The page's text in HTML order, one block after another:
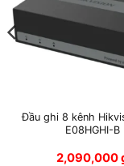
Đầu ghi 8 kênh
E08HGHI-B
2,090,000